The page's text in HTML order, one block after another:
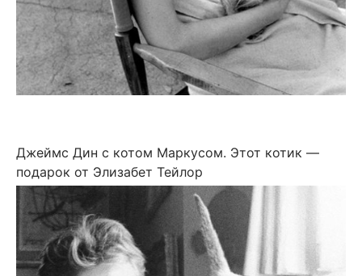
Джеймс Дин с котом Маркусом. Этот котик —
подарок от Элизабет Тейлор